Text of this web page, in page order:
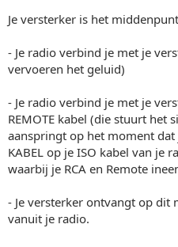
Je versterker is het
- Je radio verbind je met je
vervoeren het geluid)
- Je radio verbind je met je
REMOTE kabel (die stuurt het
aanspringt op het moment
KABEL op je ISO kabel van je
waarbij je RCA en Remote
- Je versterker ontvangt op dit
vanuit je radio.